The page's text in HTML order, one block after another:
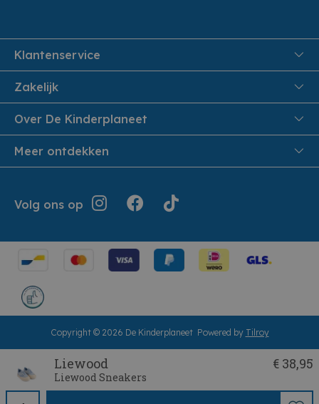
Liewood
Liewood Sneakers
€ 38,95
Klantenservice
FAQ
Veiligheid en Privacy
Levering aan huis
Jouw bestelling
Herroepingsrecht
Zakelijk
Onthaalouders
Over De Kinderplaneet
Over ons
Werken bij De Kinderplaneet
Showroom
Meer ontdekken
Folders
Volg ons op
Copyright © 2026 De Kinderplaneet Powered by Tilroy